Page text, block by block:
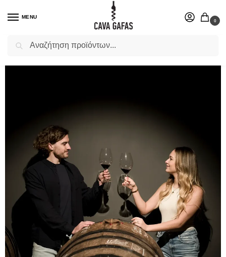
MENU
0
Επιλέξτε ένα δώρο για το αγαπημένο σας πρόσωπο.